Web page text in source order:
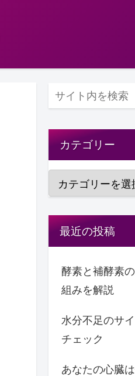
カテゴリー
最近の投稿
酵素と補酵素
組みを解説
水分不足のサ
チェック
あなたの心臓